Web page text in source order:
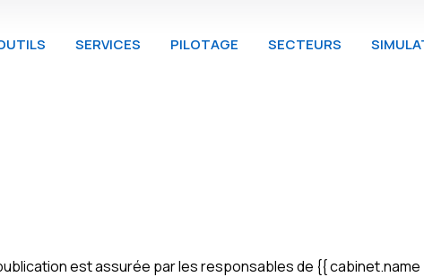
SERVICES PILOTAGE SECTEURS
est assurée par les responsables de {{ cabinet.name